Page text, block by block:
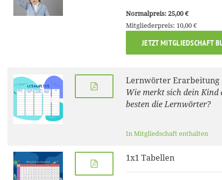
Normalpreis: 25,00 €
Mitgliederpreis: 10,00 €
JETZT MITGLIEDSCHAFT
Lernwörter Erarbeitung
Wie merkt sich dein Kind
besten die Lernwörter?
In Mitgliedschaft enthalten
1x1 Tabellen